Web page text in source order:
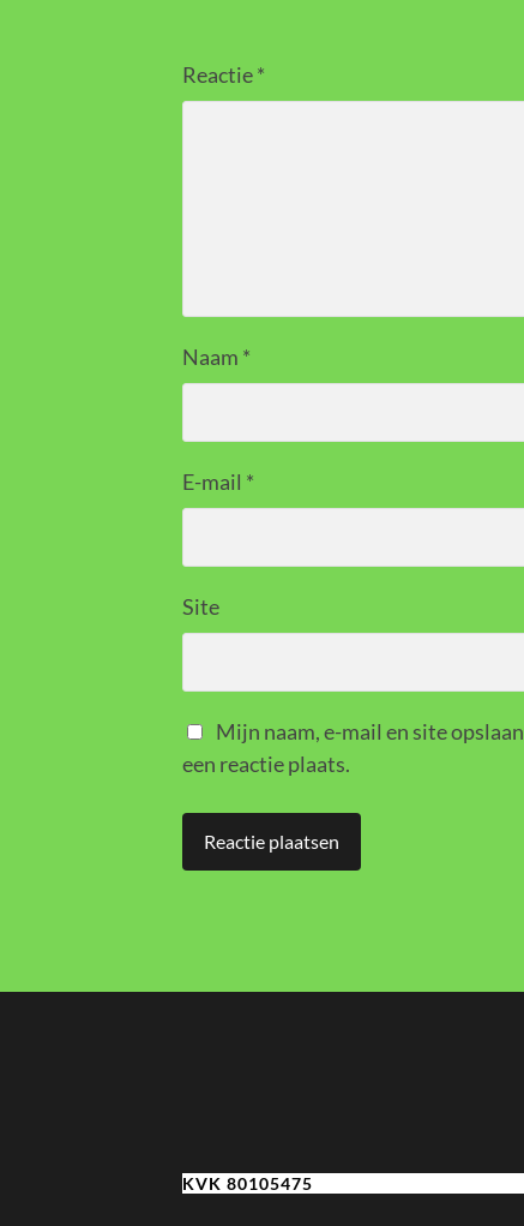
Reactie*
Naam *
E-mail *
Site
Mijn naam, e-mail en site
een reactie plaats.
KVK 80105475